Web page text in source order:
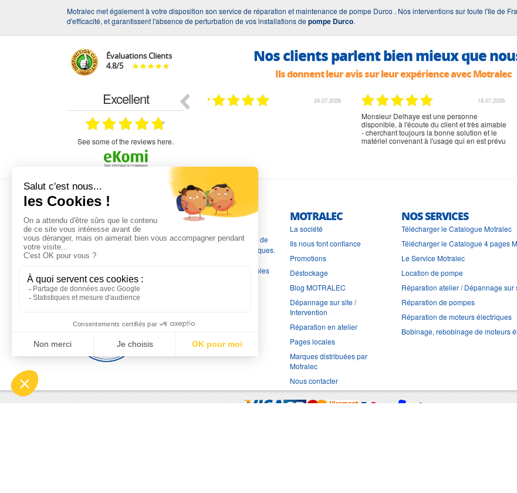
Motralec met également à votre disposition son service de réparation et maintenance de pompe Durco . Nos interventions sur toute l'Ile de
d'efficacité, et garantissent l'absence de perturbation de vos installations depompe Durco.
Évaluations Clients
4.8/5 Nos clients parlent bien mieux que
Ils donnent leur avis sur leur expérience avec Motralec
Excellent
see some of the reviews here.
07.07.2026
bien rien a dire .what else
02.07.2026
rien à signaler, très content
L'EXPERTISE MOTRALEC
Depuis 1976, nous sommes
Franceen pompes de relevage, station de relevage, pompe de
chauffage, suppression, forage, immergée et moteurs électriques.
Nous assurons
, tout en travaillant avec les marques les plus fiables
du marché.
MOTRALEC
La société
Ils nous font confiance
Promotions
Déstockage
Blog MOTRALEC
Dépannage sur site /
Intervention
Réparation en atelier
Pages locales
Marques distribuées par
Motralec
Nous contacter
NOS SERVICES
Télécharger le Catalogue Motralec
Télécharger le Catalogue 4 pages
Le Service Motralec
Location de pompe
Réparation atelier / Dépannage sur
Réparation de pompes
Réparation de moteurs électriques
Bobinage, rebobinage de moteurs